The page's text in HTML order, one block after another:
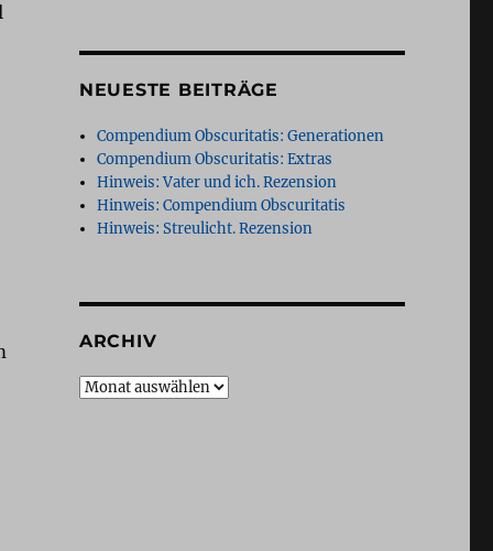
NEUESTE BEITRÄGE
Compendium Obscuritatis: Generationen
Compendium Obscuritatis: Extras
Hinweis: Vater und ich. Rezension
Hinweis: Compendium Obscuritatis
Hinweis: Streulicht. Rezension
ARCHIV
Archiv